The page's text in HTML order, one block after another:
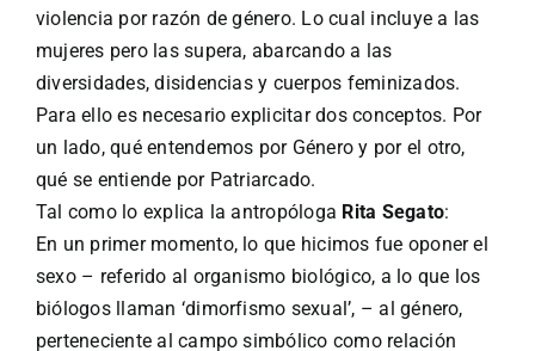
violencia por razón de género. Lo cual incluye a las
mujeres pero las supera, abarcando a las
diversidades, disidencias y cuerpos feminizados.
Para ello es necesario explicitar dos conceptos. Por
un lado, qué entendemos por Género y por el otro,
qué se entiende por Patriarcado.
Tal como lo explica la antropóloga Rita Segato:
En un primer momento, lo que hicimos fue oponer el
sexo – referido al organismo biológico, a lo que los
biólogos llaman ‘dimorfismo sexual’, – al género,
perteneciente al campo simbólico como relación